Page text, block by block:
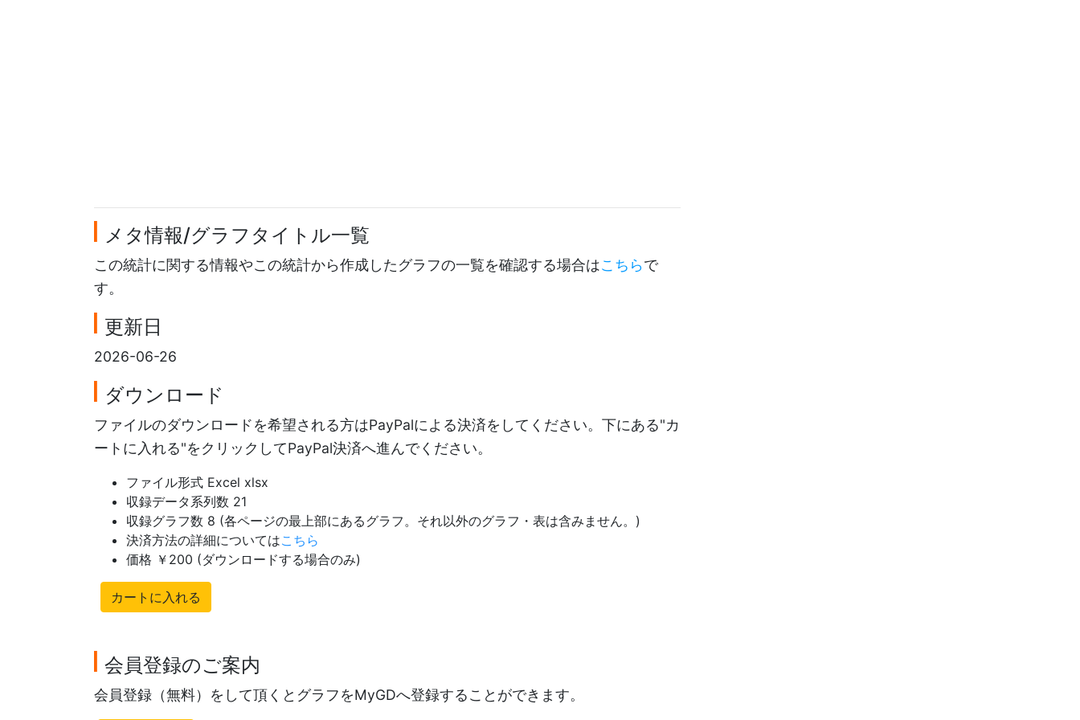
メタ情報/グラフタイトル一覧
この統計に関する情報やこの統計から作成したグラフの一覧を確認する場合はこちらで
す。
更新日
2026-06-26
ダウンロード
ファイルのダウンロードを希望される方はPayPalによる決済をしてください。下にある"カ
ートに入れる"をクリックしてPayPal決済へ進んでください。
ファイル形式 Excel xlsx
収録データ系列数 21
収録グラフ数 8 (各ページの最上部にあるグラフ。それ以外のグラフ・表は含みません。)
決済方法の詳細についてはこちら
価格 ￥200 (ダウンロードする場合のみ)
カートに入れる
会員登録のご案内
会員登録（無料）をして頂くとグラフをMyGDへ登録することができます。